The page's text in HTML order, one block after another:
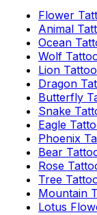
Flower
Animal
Ocean
Wolf
Lion
Dragon
Butterfly
Snake
Eagle
Phoenix
Bear
Rose
Tree
Mountain
Lotus